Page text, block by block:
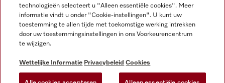
Algemene voorwaarden
Privacybeleid
Gebruiksvoorwaarden
Toegankelijkheidsverklaring
Digital Services Act
technologieën selecteert u "Alleen essentiële cookies". Meer
informatie vindt u onder "Cookie-instellingen". U kunt uw
toestemming te allen tijde met toekomstige werking intrekken
door uw toestemmingsinstellingen in ons Voorkeurencentrum
te wijzigen.
Wettelijke Informatie Privacybeleid Cookies